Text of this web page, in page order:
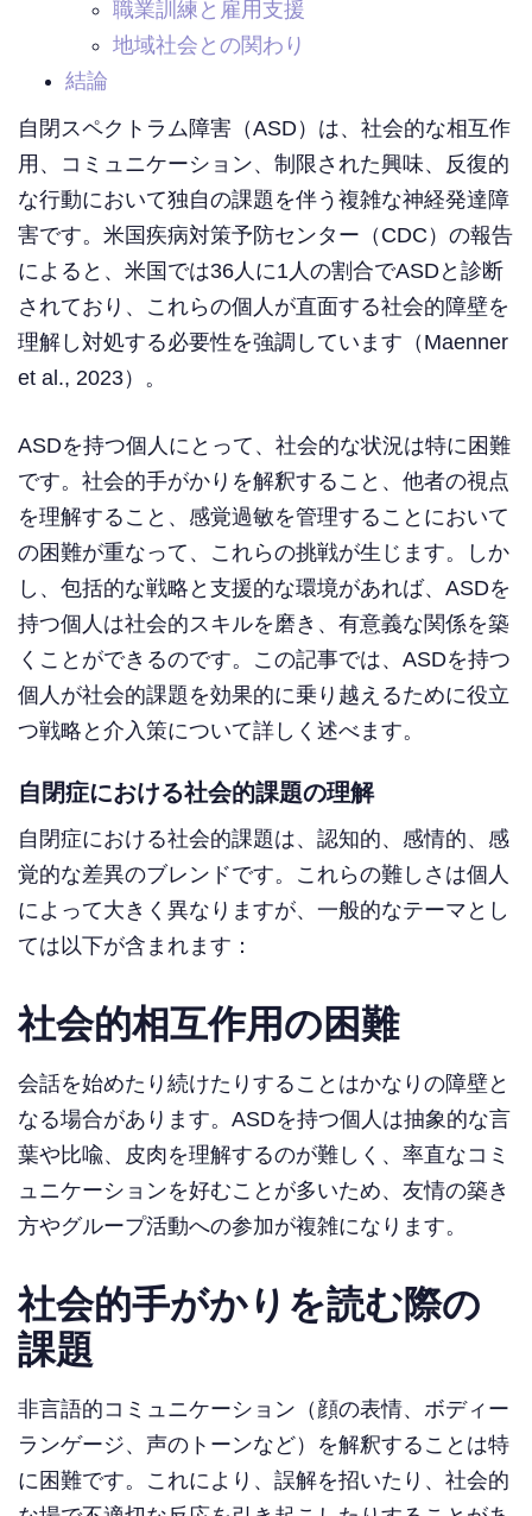
職業訓練と雇用支援
地域社会との関わり
結論
自閉スペクトラム障害（ASD）は、社会的な相互作
用、コミュニケーション、制限された興味、反復的
な行動において独自の課題を伴う複雑な神経発達障
害です。米国疾病対策予防センター（CDC）の報告
によると、米国では36人に1人の割合でASDと診断
されており、これらの個人が直面する社会的障壁を
理解し対処する必要性を強調しています（Maenner
et al., 2023）。
ASDを持つ個人にとって、社会的な状況は特に困難
です。社会的手がかりを解釈すること、他者の視点
を理解すること、感覚過敏を管理することにおいて
の困難が重なって、これらの挑戦が生じます。しか
し、包括的な戦略と支援的な環境があれば、ASDを
持つ個人は社会的スキルを磨き、有意義な関係を築
くことができるのです。この記事では、ASDを持つ
個人が社会的課題を効果的に乗り越えるために役立
つ戦略と介入策について詳しく述べます。
自閉症における社会的課題の理解
自閉症における社会的課題は、認知的、感情的、感
覚的な差異のブレンドです。これらの難しさは個人
によって大きく異なりますが、一般的なテーマとし
ては以下が含まれます：
社会的相互作用の困難
会話を始めたり続けたりすることはかなりの障壁と
なる場合があります。ASDを持つ個人は抽象的な言
葉や比喩、皮肉を理解するのが難しく、率直なコミ
ュニケーションを好むことが多いため、友情の築き
方やグループ活動への参加が複雑になります。
社会的手がかりを読む際の
課題
非言語的コミュニケーション（顔の表情、ボディー
ランゲージ、声のトーンなど）を解釈することは特
に困難です。これにより、誤解を招いたり、社会的